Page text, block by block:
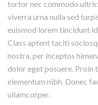
tortor nec commodo
viverra urna nulla sed
euismod lorem tincidunt id.
Class aptent taciti
nostra, per inceptos
dolor eget posuere. Proin
elementum nibh. Donec
ullamcorper.